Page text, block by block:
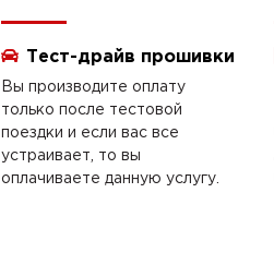
Тест-драйв прошивки
Вы производите оплату
только после тестовой
поездки и если вас все
устраивает, то вы
оплачиваете данную услугу.